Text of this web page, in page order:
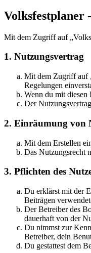
Volksfestplaner
Mit dem Zugriff auf
1. Nutzungsvertrag
Mit dem Zugriff auf
Regelungen
Wenn du mit diesen
Der
2. Einräumung von
Mit dem Erstellen
Das Nutzungsrecht
3. Pflichten des
Du erklärst mit der
Beiträgen
Der Betreiber des
dauerhaft von der
Du nimmst zur
Betreiber, dein
Du gestattest dem